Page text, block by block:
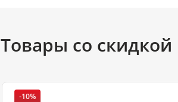
Товары со скидкой
-10%